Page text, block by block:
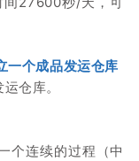
一个成品发运仓库
仓库。
个连续的过程（中